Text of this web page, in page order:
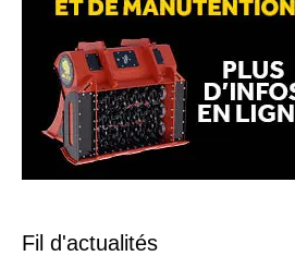
Fil d'actualités